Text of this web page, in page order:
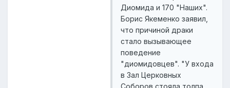
Диомида и 170 "Наших".
Борис Якеменко заявил,
что причиной драки
стало вызывающее
поведение
"диомидовцев". "У входа
в Зал Церковных